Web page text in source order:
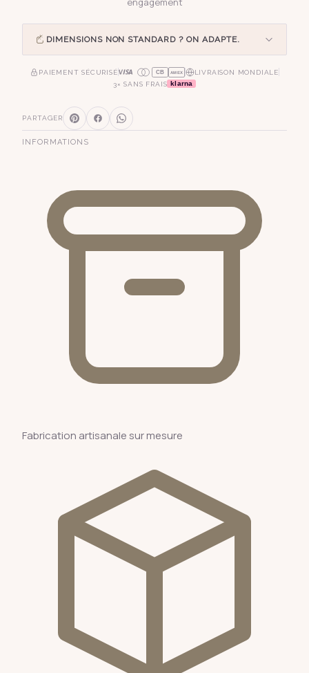
DIMENSIONS NON STANDARD ? ON ADAPTE.
PAIEMENT SÉCURISÉ CB AMEX
LIVRAISON MONDIALE
3× SANS FRAIS klarna
PARTAGER
INFORMATIONS
Fabrication artisanale sur mesure